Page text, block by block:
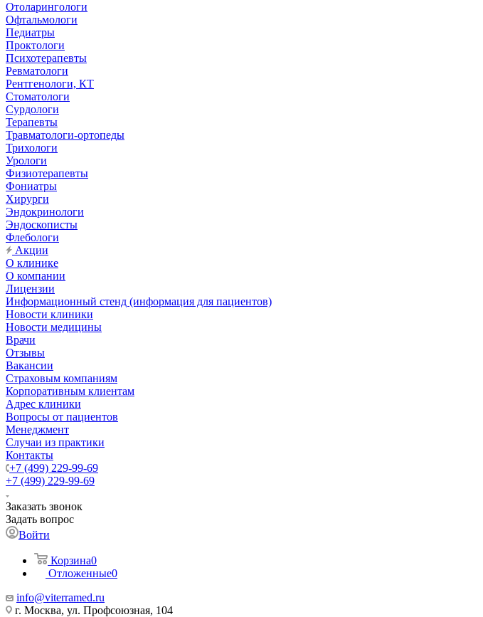
Отоларингологи
Офтальмологи
Педиатры
Проктологи
Психотерапевты
Ревматологи
Рентгенологи, КТ
Стоматологи
Сурдологи
Терапевты
Травматологи-ортопеды
Трихологи
Урологи
Физиотерапевты
Фониатры
Хирурги
Эндокринологи
Эндоскописты
Флебологи
Акции
О клинике
О компании
Лицензии
Информационный стенд (информация для пациентов)
Новости клиники
Новости медицины
Врачи
Отзывы
Вакансии
Страховым компаниям
Корпоративным клиентам
Адрес клиники
Вопросы от пациентов
Менеджмент
Случаи из практики
Контакты
+7 (499) 229-99-69
+7 (499) 229-99-69
Заказать звонок
Задать вопрос
Войти
Корзина0
Отложенные0
info@viterramed.ru
г. Москва, ул. Профсоюзная, 104